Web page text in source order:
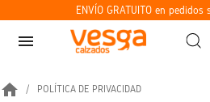
ENVÍO GRATUITO en
menu
home POLÍTICA DE PRIVACIDAD